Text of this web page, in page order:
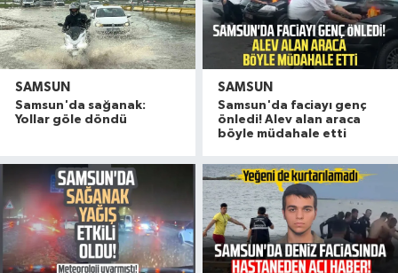
SAMSUN
Samsun'da sağanak:
Yollar göle döndü
SAMSUN
Samsun'da faciayı genç
önledi! Alev alan araca
böyle müdahale etti